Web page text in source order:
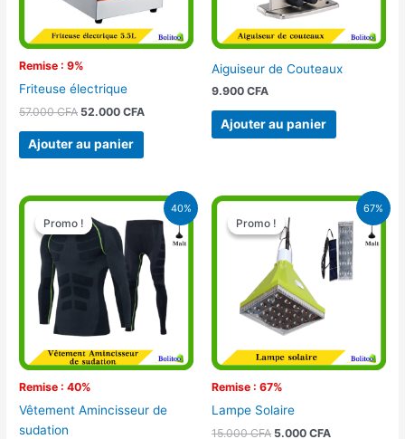
Remise : 9%
Friteuse électrique
57.000CFA 52.000CFA
Ajouter au panier
Aiguiseur de Couteaux
9.900 CFA
Ajouter au panier
40%
Promo !
Remise : 40%
Promo !
Vêtement Amincisseur de
sudation
Le
prix
initial
était :
20.000 CFA.
Le
prix
actuel
est :
12.000 CFA.
67%
Promo !
Remise : 67%
Promo !
Lampe Solaire
15.000CFA
Le
prix
initial
était :
15.000 CFA.
5.000 CFA
Le
actuel
est :
5.000 CFA.